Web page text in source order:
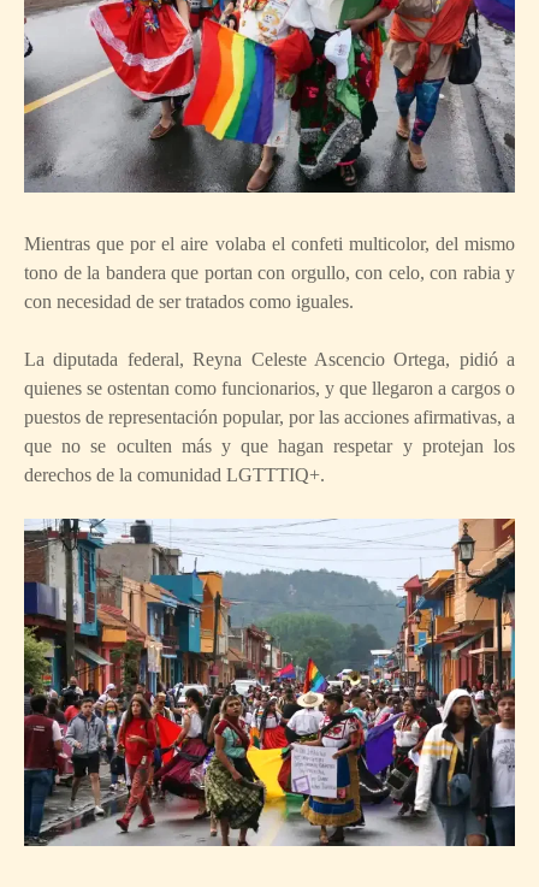
Mientras que por el aire volaba el confeti multicolor, del mismo
tono de la bandera que portan con orgullo, con celo, con rabia y
con necesidad de ser tratados como iguales.
La diputada federal, Reyna Celeste Ascencio Ortega, pidió a
quienes se ostentan como funcionarios, y que llegaron a cargos o
puestos de representación popular, por las acciones afirmativas, a
que no se oculten más y que hagan respetar y protejan los
derechos de la comunidad LGTTTIQ+.